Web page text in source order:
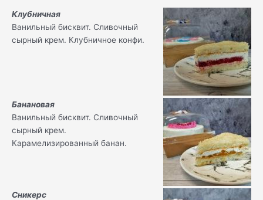
Клубничная
Ванильный бисквит. Сливочный
сырный крем. Клубничное конфи.
Банановая
Ванильный бисквит. Сливочный
сырный крем.
Карамелизированный банан.
Сникерс